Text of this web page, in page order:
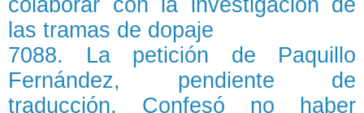
colaborar con la investigación de
las tramas de dopaje
7088. La petición de Paquillo
Fernández, pendiente de
traducción. Confesó no haber